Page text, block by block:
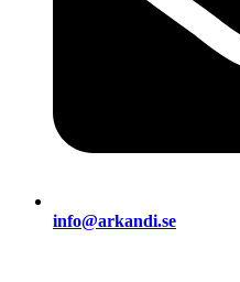
info@arkandi.se